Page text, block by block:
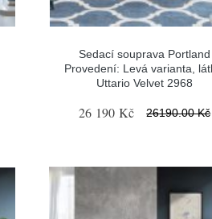
Sedací souprava Portland
Provedení: Levá varianta,
Uttario Velvet 2968
26 190 Kč 26190.00 Kč